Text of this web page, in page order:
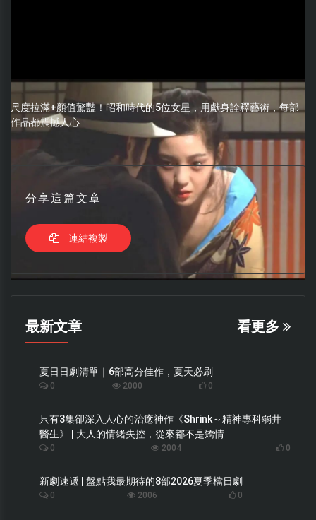
尺度拉滿+顏值驚豔！昭和時代的5位女星，用獻身詮釋藝術，每部
作品都震撼人心
分享這篇文章
連結複製
最新文章 看更多
夏日日劇清單｜6部高分佳作，夏天必刷
0 2000 0
只有3集卻深入人心的治癒神作《Shrink～精神專科弱井
醫生》 | 大人的情緒失控，從來都不是矯情
0 2004 0
新劇速遞 | 盤點我最期待的8部2026夏季檔日劇
0 2006 0